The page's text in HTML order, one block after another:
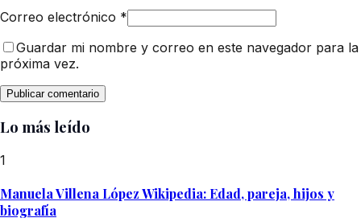
Correo electrónico *
Guardar mi nombre y correo en este navegador para la
próxima vez.
Lo más leído
1
Manuela Villena López Wikipedia: Edad, pareja, hijos y
biografía